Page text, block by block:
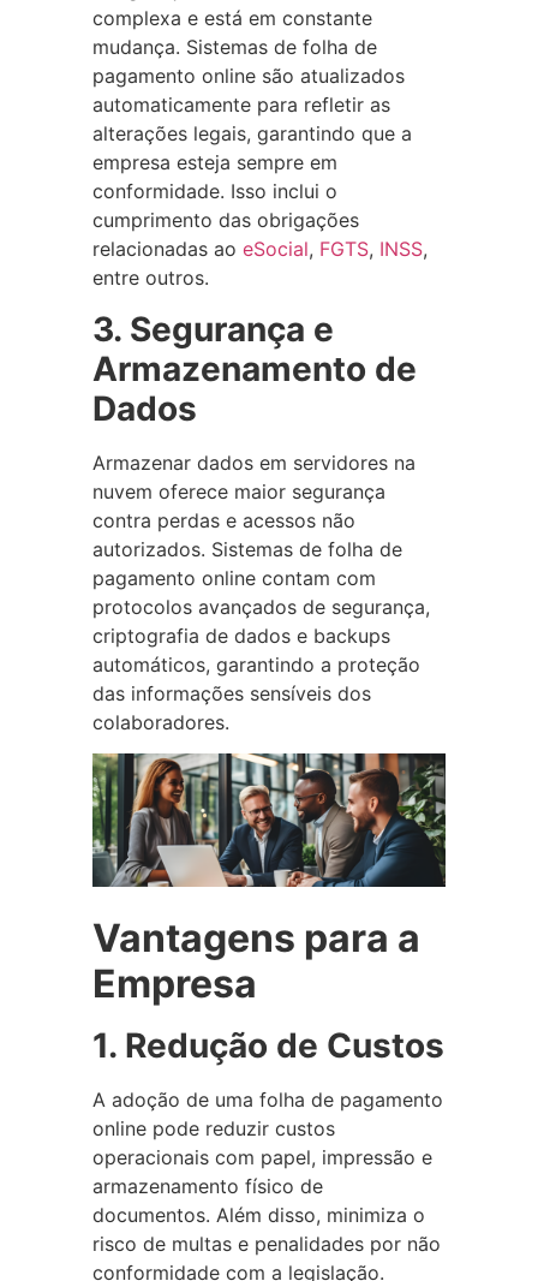
complexa e está em constante
mudança. Sistemas de folha de
pagamento online são atualizados
automaticamente para refletir as
alterações legais, garantindo que a
empresa esteja sempre em
conformidade. Isso inclui o
cumprimento das obrigações
relacionadas ao eSocial, FGTS, INSS,
entre outros.
3. Segurança e
Armazenamento de
Dados
Armazenar dados em servidores na
nuvem oferece maior segurança
contra perdas e acessos não
autorizados. Sistemas de folha de
pagamento online contam com
protocolos avançados de segurança,
criptografia de dados e backups
automáticos, garantindo a proteção
das informações sensíveis dos
colaboradores.
Vantagens para a
Empresa
1. Redução de Custos
A adoção de uma folha de pagamento
online pode reduzir custos
operacionais com papel, impressão e
armazenamento físico de
documentos. Além disso, minimiza o
risco de multas e penalidades por não
conformidade com a legislação.